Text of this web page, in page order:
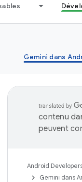
Gemini dans
contenu
peuvent
Android
Gemini dans